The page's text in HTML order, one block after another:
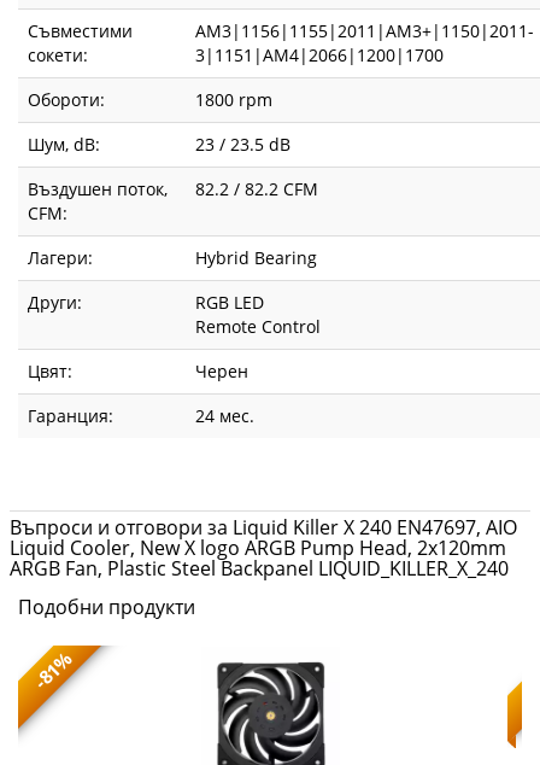
Съвместими
сокети:
AM3|1156|1155|2011|AM3+|1150|2011-
3|1151|AM4|2066|1200|1700
Обороти:
1800 rpm
Шум, dB:
23 / 23.5 dB
Въздушен поток,
CFM:
82.2 / 82.2 CFM
Лагери:
Hybrid Bearing
Други:
RGB LED
Remote Control
Цвят:
Черен
Гаранция:
24 мес.
Въпроси и отговори за Liquid Killer X 240 EN47697, AIO
Liquid Cooler, New X logo ARGB Pump Head, 2x120mm
ARGB Fan, Plastic Steel Backpanel LIQUID_KILLER_X_240
Подобни продукти
-81%